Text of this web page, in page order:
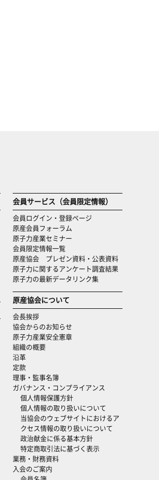
会員サービス（会員限定情報）
会員ログイン・登録ページ
原産会員フォーラム
原子力産業セミナー
会員限定情報一覧
原産協会 プレゼン資料・公表資料
原子力に関するアンケート調査結果
原子力の最新データリンク集
原産協会について
会長挨拶
協会からのお知らせ
原子力産業安全憲章
組織の概要
沿革
定款
理事・監事名簿
ガバナンス・コンプライアンス
個人情報保護方針
個人情報の取り扱いについて
当協会のウェブサイトにおけるア
クセス情報の取り扱いについて
政治献金に係る基本方針
特定商取引法に基づく表示
業務・財務資料
入会のご案内